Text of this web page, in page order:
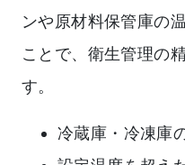
ンや原材料保管庫の
ことで、衛生管理の
す。
冷蔵庫・冷凍庫